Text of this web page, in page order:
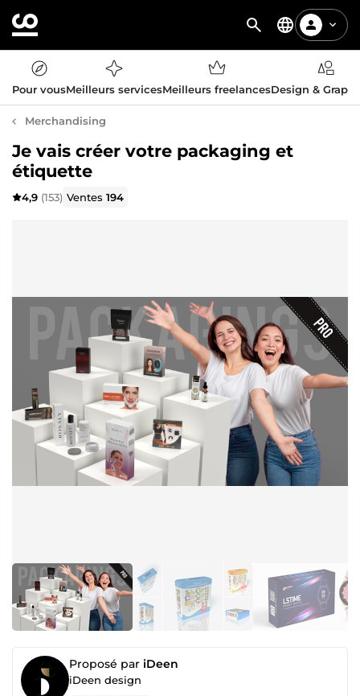
Pour vousMeilleurs servicesMeilleurs freelancesDesign &
Merchandising
Je vais créer votre packaging et
étiquette
4,9 (153) Ventes194
Proposé par iDeen
iDeen design